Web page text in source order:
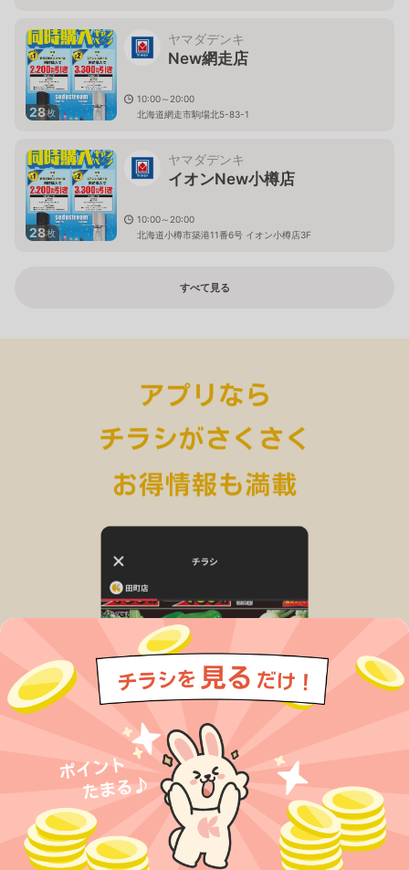
28枚
ヤマダデンキ
New網走店
10:00～20:00
北海道網走市駒場北5-83-1
28枚
ヤマダデンキ
イオンNew小樽店
10:00～20:00
北海道小樽市築港11番6号 イオン小樽店3F
すべて見る